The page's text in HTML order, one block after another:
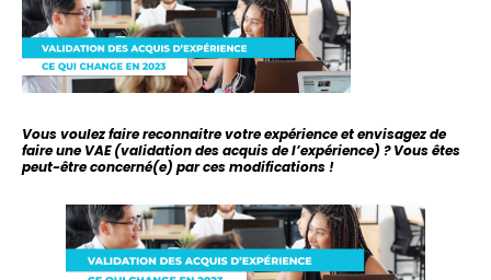
Vous voulez faire reconnaitre votre expérience et envisagez de
faire une VAE (validation des acquis de l’expérience) ? Vous êtes
peut-être concerné(e) par ces modifications !